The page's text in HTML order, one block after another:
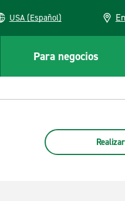
USA (Español)
Para negocios